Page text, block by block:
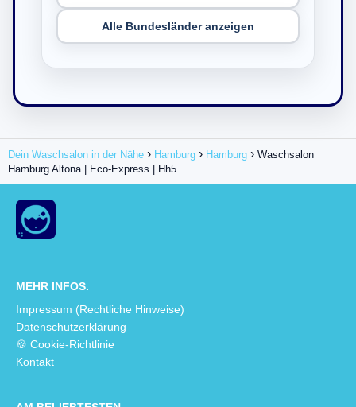
Alle Bundesländer anzeigen
Dein Waschsalon in der Nähe Hamburg Hamburg
Waschsalon
Hamburg Altona | Eco-Express | Hh5
MEHR INFOS.
Impressum (Rechtliche Hinweise)
Datenschutzerklärung
🍪 Cookie-Richtlinie
Kontakt